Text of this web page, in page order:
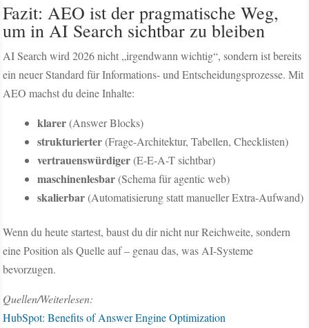
Fazit: AEO ist der pragmatische Weg,
um in AI Search sichtbar zu bleiben
AI Search wird 2026 nicht „irgendwann wichtig“, sondern ist bereits
ein neuer Standard für Informations- und Entscheidungsprozesse. Mit
AEO machst du deine Inhalte:
klarer(Answer Blocks)
strukturierter(Frage-Architektur, Tabellen, Checklisten)
vertrauenswürdiger(E-E-A-T sichtbar)
maschinenlesbar(Schema für agentic web)
skalierbar(Automatisierung statt manueller Extra-Aufwand)
Wenn du heute startest, baust du dir nicht nur Reichweite, sondern
eine Position als Quelle auf – genau das, was AI-Systeme
bevorzugen.
Quellen/Weiterlesen:
HubSpot: Benefits of Answer Engine Optimization